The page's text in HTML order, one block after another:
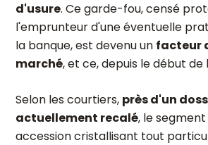
d'usure. Ce garde-fou, censé
l'emprunteur d'une éventuelle
la banque, est devenu un facteur
marché, et ce, depuis le début de
Selon les courtiers, près d'un
actuellement recalé, le
accession cristallisant tout